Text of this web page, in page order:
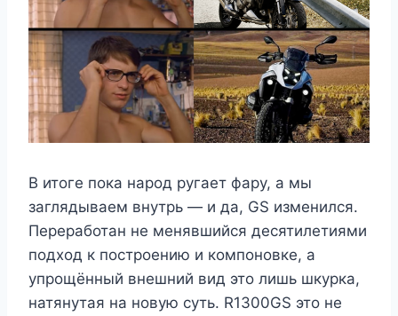
В итоге пока народ ругает фару, а мы
заглядываем внутрь — и да, GS изменился.
Переработан не менявшийся десятилетиями
подход к построению и компоновке, а
упрощённый внешний вид это лишь шкурка,
натянутая на новую суть. R1300GS это не